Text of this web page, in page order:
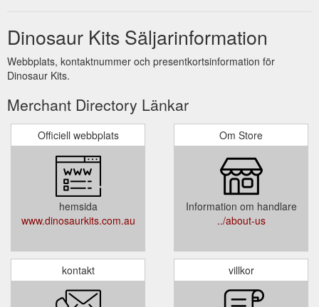
Dinosaur Kits Säljarinformation
Webbplats, kontaktnummer och presentkortsinformation för
Dinosaur Kits.
Merchant Directory Länkar
Officiell webbplats
hemsida
www.dinosaurkits.com.au
Om Store
Information om handlare
../about-us
kontakt villkor